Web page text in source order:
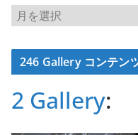
ア
ー
カ
イ246 Gallery コンテン
2 Gallery: